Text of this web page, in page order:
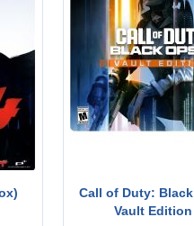
Call of Duty:
Vault Edition